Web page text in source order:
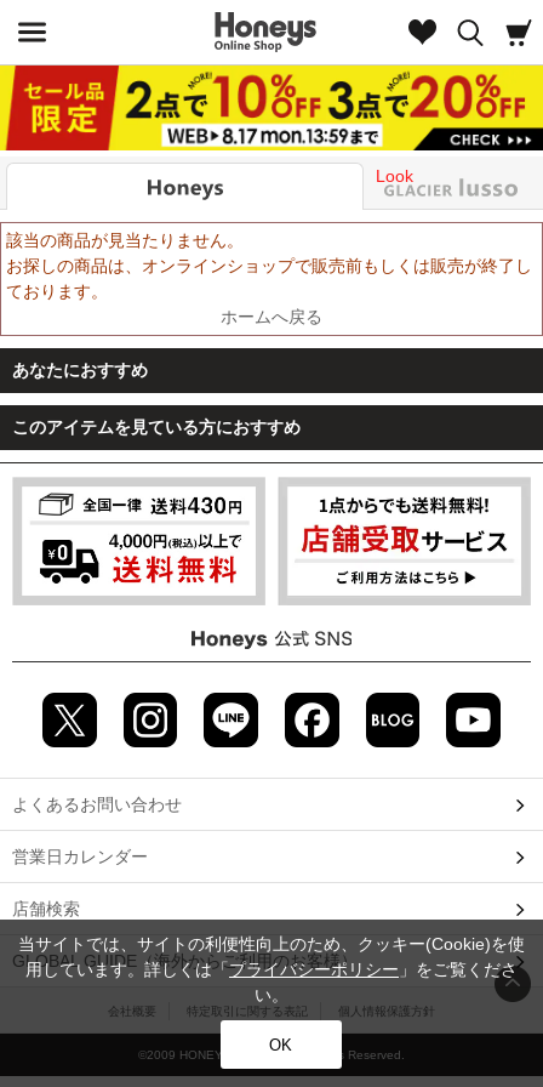
Look
該当の商品が見当たりません。
お探しの商品は、オンラインショップで販売前もしくは販売が終了し
ております。
ホームへ戻る
あなたにおすすめ
このアイテムを見ている方におすすめ
よくあるお問い合わせ
営業日カレンダー
店舗検索
GLOBAL GUIDE（海外からご利用のお客様）
会社概要 特定取引に関する表記 個人情報保護方針
©2009 HONEYS CO., LTD. All Rights Reserved.
当サイトでは、サイトの利便性向上のため、クッキー(Cookie)を使
用しています。詳しくは「プライバシーポリシー 」をご覧くださ
い。
OK